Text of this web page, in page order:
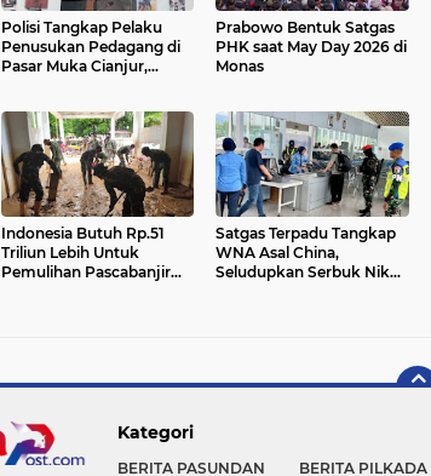
Polisi Tangkap Pelaku
Penusukan Pedagang di
Pasar Muka Cianjur,
Prabowo Bentuk Satgas
PHK saat May Day 2026 di
Monas
Indonesia Butuh Rp.51
Triliun Lebih Untuk
Pemulihan Pascabanjir
Satgas Terpadu Tangkap
WNA Asal China,
Seludupkan Serbuk Nikel
Kategori
BERITA PASUNDAN BERITA PILKADA